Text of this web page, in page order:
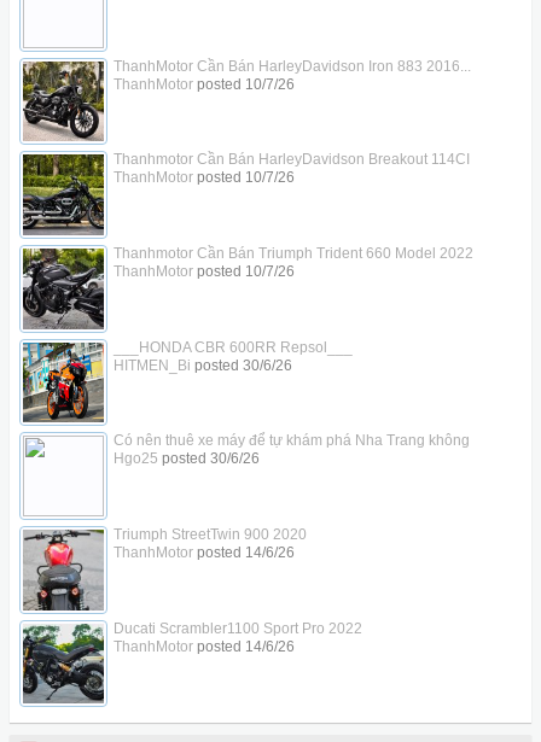
ThanhMotor Cần Bán HarleyDavidson Iron 883 2016...
ThanhMotorposted 10/7/26
Thanhmotor Cần Bán HarleyDavidson Breakout 114CI
ThanhMotorposted 10/7/26
Thanhmotor Cần Bán Triumph Trident 660 Model 2022
ThanhMotorposted 10/7/26
___HONDA CBR 600RR Repsol___
HITMEN_Bi posted 30/6/26
Có nên thuê xe máy để tự khám phá Nha Trang không
Hgo25 posted 30/6/26
Triumph StreetTwin 900 2020
ThanhMotorposted 14/6/26
Ducati Scrambler1100 Sport Pro 2022
ThanhMotorposted 14/6/26